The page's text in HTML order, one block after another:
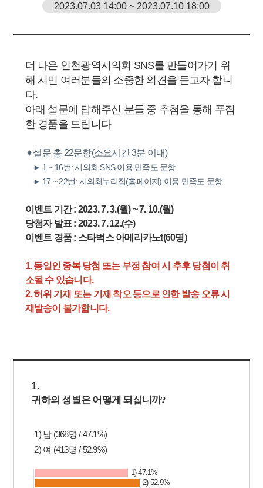
2023.07.03 14:00 ~ 2023.07.10 18:00
더 나은 인천광역시의회 SNS를 만들어가기 위
해 시민 여러분들의 소중한 의견을 듣고자 합니
다.
아래 설문에 답해주신 분들 중 추첨을 통해 푸짐
한 경품을 드립니다
♦ 설문 총 22문항(소요시간 3분 이내)
► 1 ~ 16번: 시의회 SNS 이용 만족도 문항
► 17 ~ 22번: 시의회누리집(홈페이지) 이용 만족도 문항
이벤트 기간 : 2023. 7. 3.(월) ~ 7. 10.(월)
당첨자 발표 : 2023. 7. 12.(수)
이벤트 경품 : 스타벅스 아메리카노t(60명)
1. 동일인 중복 당첨 또는 부정 참여 시 추후 당첨이 취
소될 수 있습니다.
2. 허위 기재 또는 기재 착오 등으로 인한 발송 오류 시
재발송이 불가합니다.
1.
귀하의 성별은 어떻게 되십니까?
1) 남 (368명 / 47.1%)
2) 여 (413명 / 52.9%)
1) 47.1%
2) 52.9%